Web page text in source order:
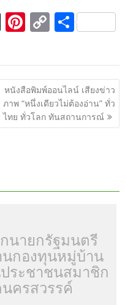
T
m
bl
r
Pi
er
e
st
C
p
y
Li
n
S
ar
e
หนังสือพิมพ์ออนไลน์ เสียงข่าว
ภาพ “หนึ่งเดียวไม่ต้องอ่าน” ทั่ว
ไทย ทั่วโลก ทันสถานการณ์
นายกรัฐมนตรี
นกองทุนหมู่บ้าน
ระชาชนสมาชิก
ครสวรรค์